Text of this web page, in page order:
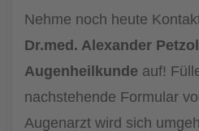
Nehme noch heute
Dr.med. Alexander
Augenheilkunde auf!
nachstehende Formular
Augenarzt wird sich